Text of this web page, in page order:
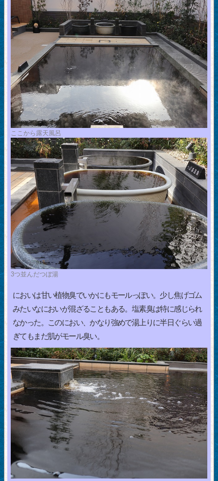
ここから露天風呂
3つ並んだつぼ湯
においは甘い植物臭でいかにもモールっぽい。少し焦げゴム
みたいなにおいが混ざることもある。塩素臭は特に感じられ
なかった。このにおい、かなり強めで湯上りに半日ぐらい過
ぎてもまだ肌がモール臭い。